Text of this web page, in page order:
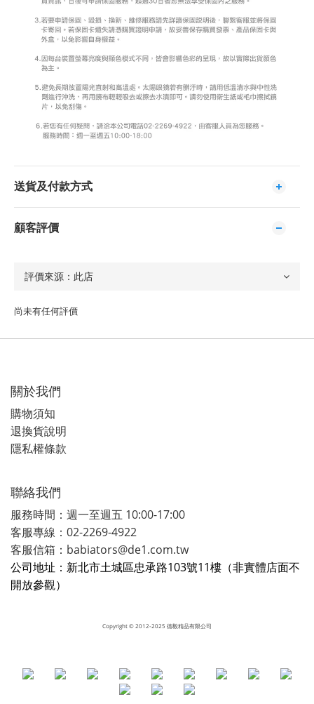
送貨及付款方式
顧客評價
尚未有任何評價
關於我們
購物須知
退換貨說明
隱私權條款
聯絡我們
服務時間：週一至週五 10:00-17:00
客服專線：02-2269-4922
客服信箱：babiators@de1.com.tw
公司地址：新北市土城區忠承路103號11樓（非實體店面不
開放參觀）
Copyright© 2012-2025 德毅精品有限公司